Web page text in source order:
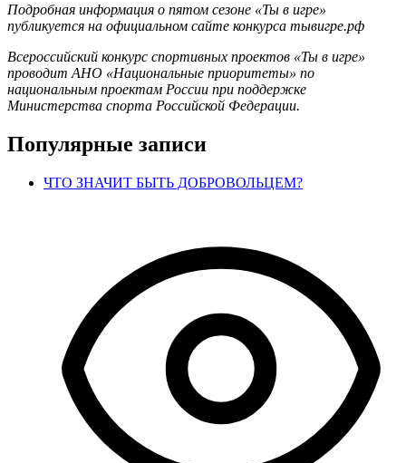
Подробная информация о пятом сезоне «Ты в игре»
публикуется на официальном сайте конкурса тывигре.рф
Всероссийский конкурс спортивных проектов «Ты в игре»
проводит АНО «Национальные приоритеты» по
национальным проектам России при поддержке
Министерства спорта Российской Федерации.
Популярные записи
ЧТО ЗНАЧИТ БЫТЬ ДОБРОВОЛЬЦЕМ?